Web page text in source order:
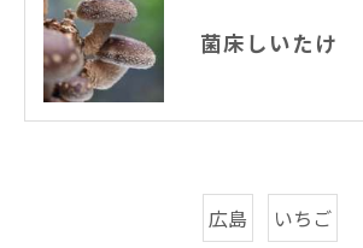
菌床しいたけ
広島 いちご